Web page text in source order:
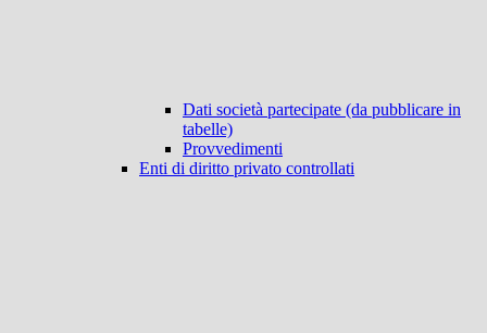
Dati società partecipate (da pubblicare in
tabelle)
Provvedimenti
Enti di diritto privato controllati